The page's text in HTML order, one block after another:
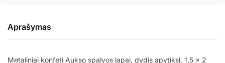
Aprašymas
Metaliniai konfeti Aukso spalvos lapai, dydis apytiksl. 1,5 x 2